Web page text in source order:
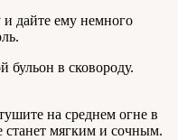
и дайте ему немного
бульон в сковороду.
на среднем огне в
станет мягким и сочным.